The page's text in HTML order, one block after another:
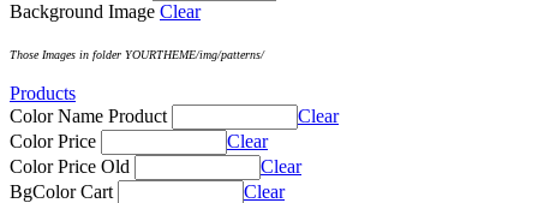
Background Image Clear
Those Images in folder YOURTHEME/img/patterns/
Products
Color Name Product
Clear
Color Price
Clear
Color Price Old
Clear
BgColor Cart
Clear